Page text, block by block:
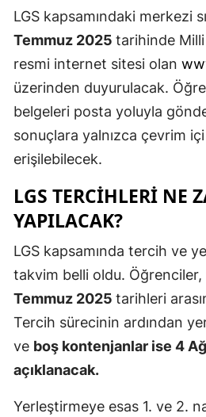
LGS kapsamındaki merkezi
Temmuz 2025 tarihinde Milli
resmi internet sitesi olan
üzerinden duyurulacak.
belgeleri posta yoluyla
sonuçlara yalnızca çevrim
erişilebilecek.
LGS TERCİHLERİ NE
YAPILACAK?
LGS kapsamında tercih ve
takvim belli oldu. Öğrenciler,
Temmuz 2025 tarihleri
Tercih sürecinin ardından
ve boş kontenjanlar ise 4
açıklanacak.
Yerleştirmeye esas 1. ve 2.